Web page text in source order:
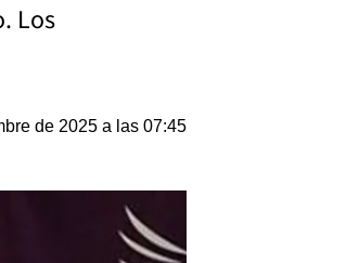
Los
de 2025 a las 07:45